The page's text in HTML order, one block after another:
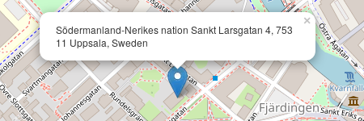
Södermanland-Nerikes nation Sankt Larsgatan 4, 753
11 Uppsala, Sweden
×